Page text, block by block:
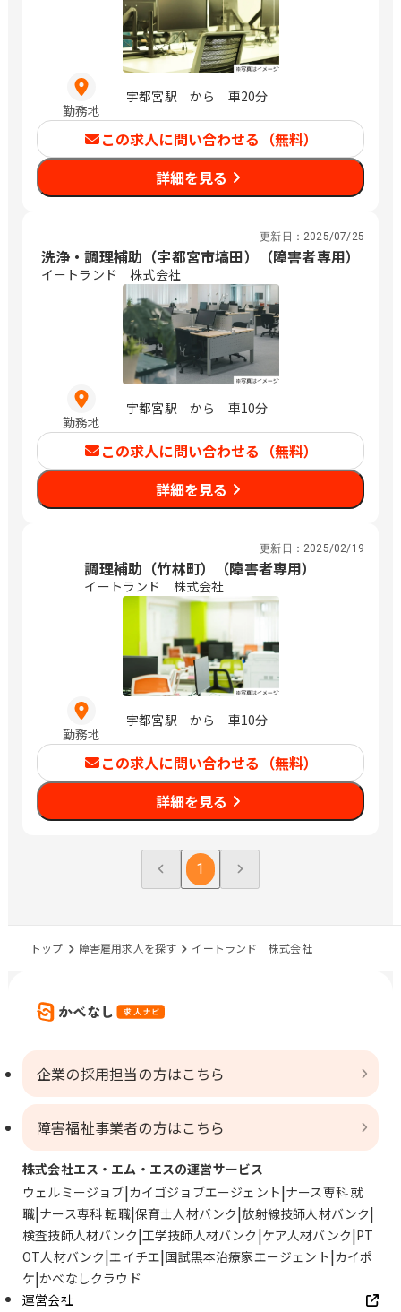
勤務地
宇都宮駅 から 車20分
この求人に問い合わせる（無料）
詳細を見る
更新日： 2025/07/25
洗浄・調理補助（宇都宮市塙田）（障害者専用）
イートランド 株式会社
勤務地
宇都宮駅 から 車10分
この求人に問い合わせる（無料）
詳細を見る
更新日： 2025/02/19
調理補助（竹林町）（障害者専用）
イートランド 株式会社
勤務地
宇都宮駅 から 車10分
この求人に問い合わせる（無料）
詳細を見る
1
トップ 障害雇用求人を探す イートランド 株式会社
企業の採用担当の方はこちら
障害福祉事業者の方はこちら
株式会社エス・エム・エスの運営サービス
ウェルミージョブ カイゴジョブエージェント ナース専科 就
職 ナース専科 転職 保育士人材バンク 放射線技師人材バンク
検査技師人材バンク 工学技師人材バンク ケア人材バンク PT
OT人材バンク エイチエ 国試黒本治療家エージェント カイポ
ケ かべなしクラウド
運営会社